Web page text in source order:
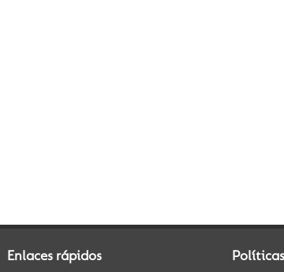
Enlaces rápidos Políticas